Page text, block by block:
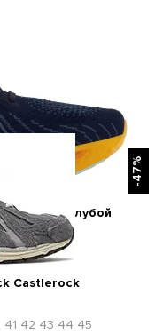
Синий/Голубой
-47%
Castlerock
41 42 43 44 45